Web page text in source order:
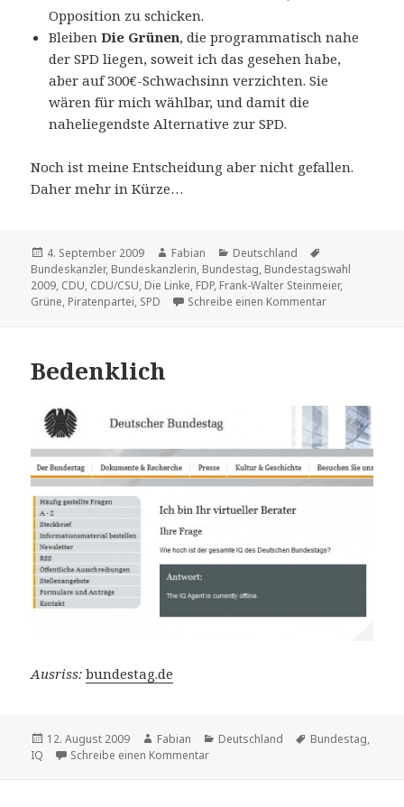
Opposition zu schicken.
BleibenDie Grünen, die programmatisch nahe
der SPD liegen, soweit ich das gesehen habe,
aber auf 300€-Schwachsinn verzichten. Sie
wären für mich wählbar, und damit die
naheliegendste Alternative zur SPD.
Noch ist meine Entscheidung aber nicht gefallen.
Daher mehr in Kürze…
Veröffentlicht
am
4. September 2009 Autor
Fabian Kategorien
Deutschland
Bundeskanzler, Bundeskanzlerin, Bundestag, Bundestagswahl
2009, CDU, CDU/CSU, Die Linke, FDP, Frank-Walter Steinmeier,
Grüne, Piratenpartei, SPD Schreibe einen Kommentarzu Wahl-O-
Bedenklich
Ausriss:bundestag.de
Veröffentlicht
am
12. August 2009 Autor
Fabian Kategorien
Deutschland Schlagwörter
Bundestag,
IQ
Schreibe einen Kommentarzu Bedenklich